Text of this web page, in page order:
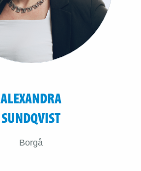
ALEXANDRA
SUNDQVIST
Borgå